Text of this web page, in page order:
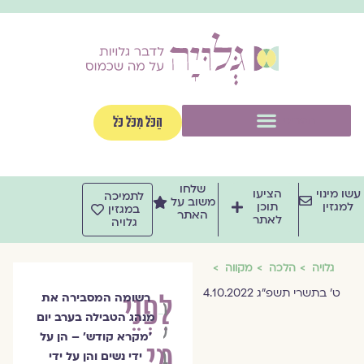
הַכֹּל מִכֹּל כֹּל
מינוי
למגזין
הציעו
תוכן
לאתר
שלחו
משוב על
האתר
לתמיכה
במגזין
גלויה
גלויה הלכה מקווה
ט׳ בתשרי תשפ״ג 4.10.2022
לִפְנֵי
הרבנית
עידית
ברטוב
רשומה המסבירה את
מנהג הטבילה בערב יום
׳מקרא קודש׳ – הן על
ידי נשים והן על ידי